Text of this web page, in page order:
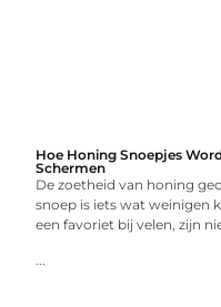
Hoe Honing Snoepjes
Schermen
De zoetheid van honing
snoep is iets wat weinigen
een favoriet bij velen, zijn
...